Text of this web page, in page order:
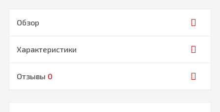
Обзор
Характеристики
Отзывы 0